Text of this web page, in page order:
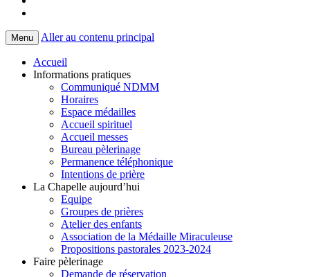
Menu Aller au contenu principal
Accueil
Informations pratiques
Communiqué NDMM
Horaires
Espace médailles
Accueil spirituel
Accueil messes
Bureau pèlerinage
Permanence téléphonique
Intentions de prière
La Chapelle aujourd’hui
Equipe
Groupes de prières
Atelier des enfants
Association de la Médaille Miraculeuse
Propositions pastorales 2023-2024
Faire pèlerinage
Demande de réservation